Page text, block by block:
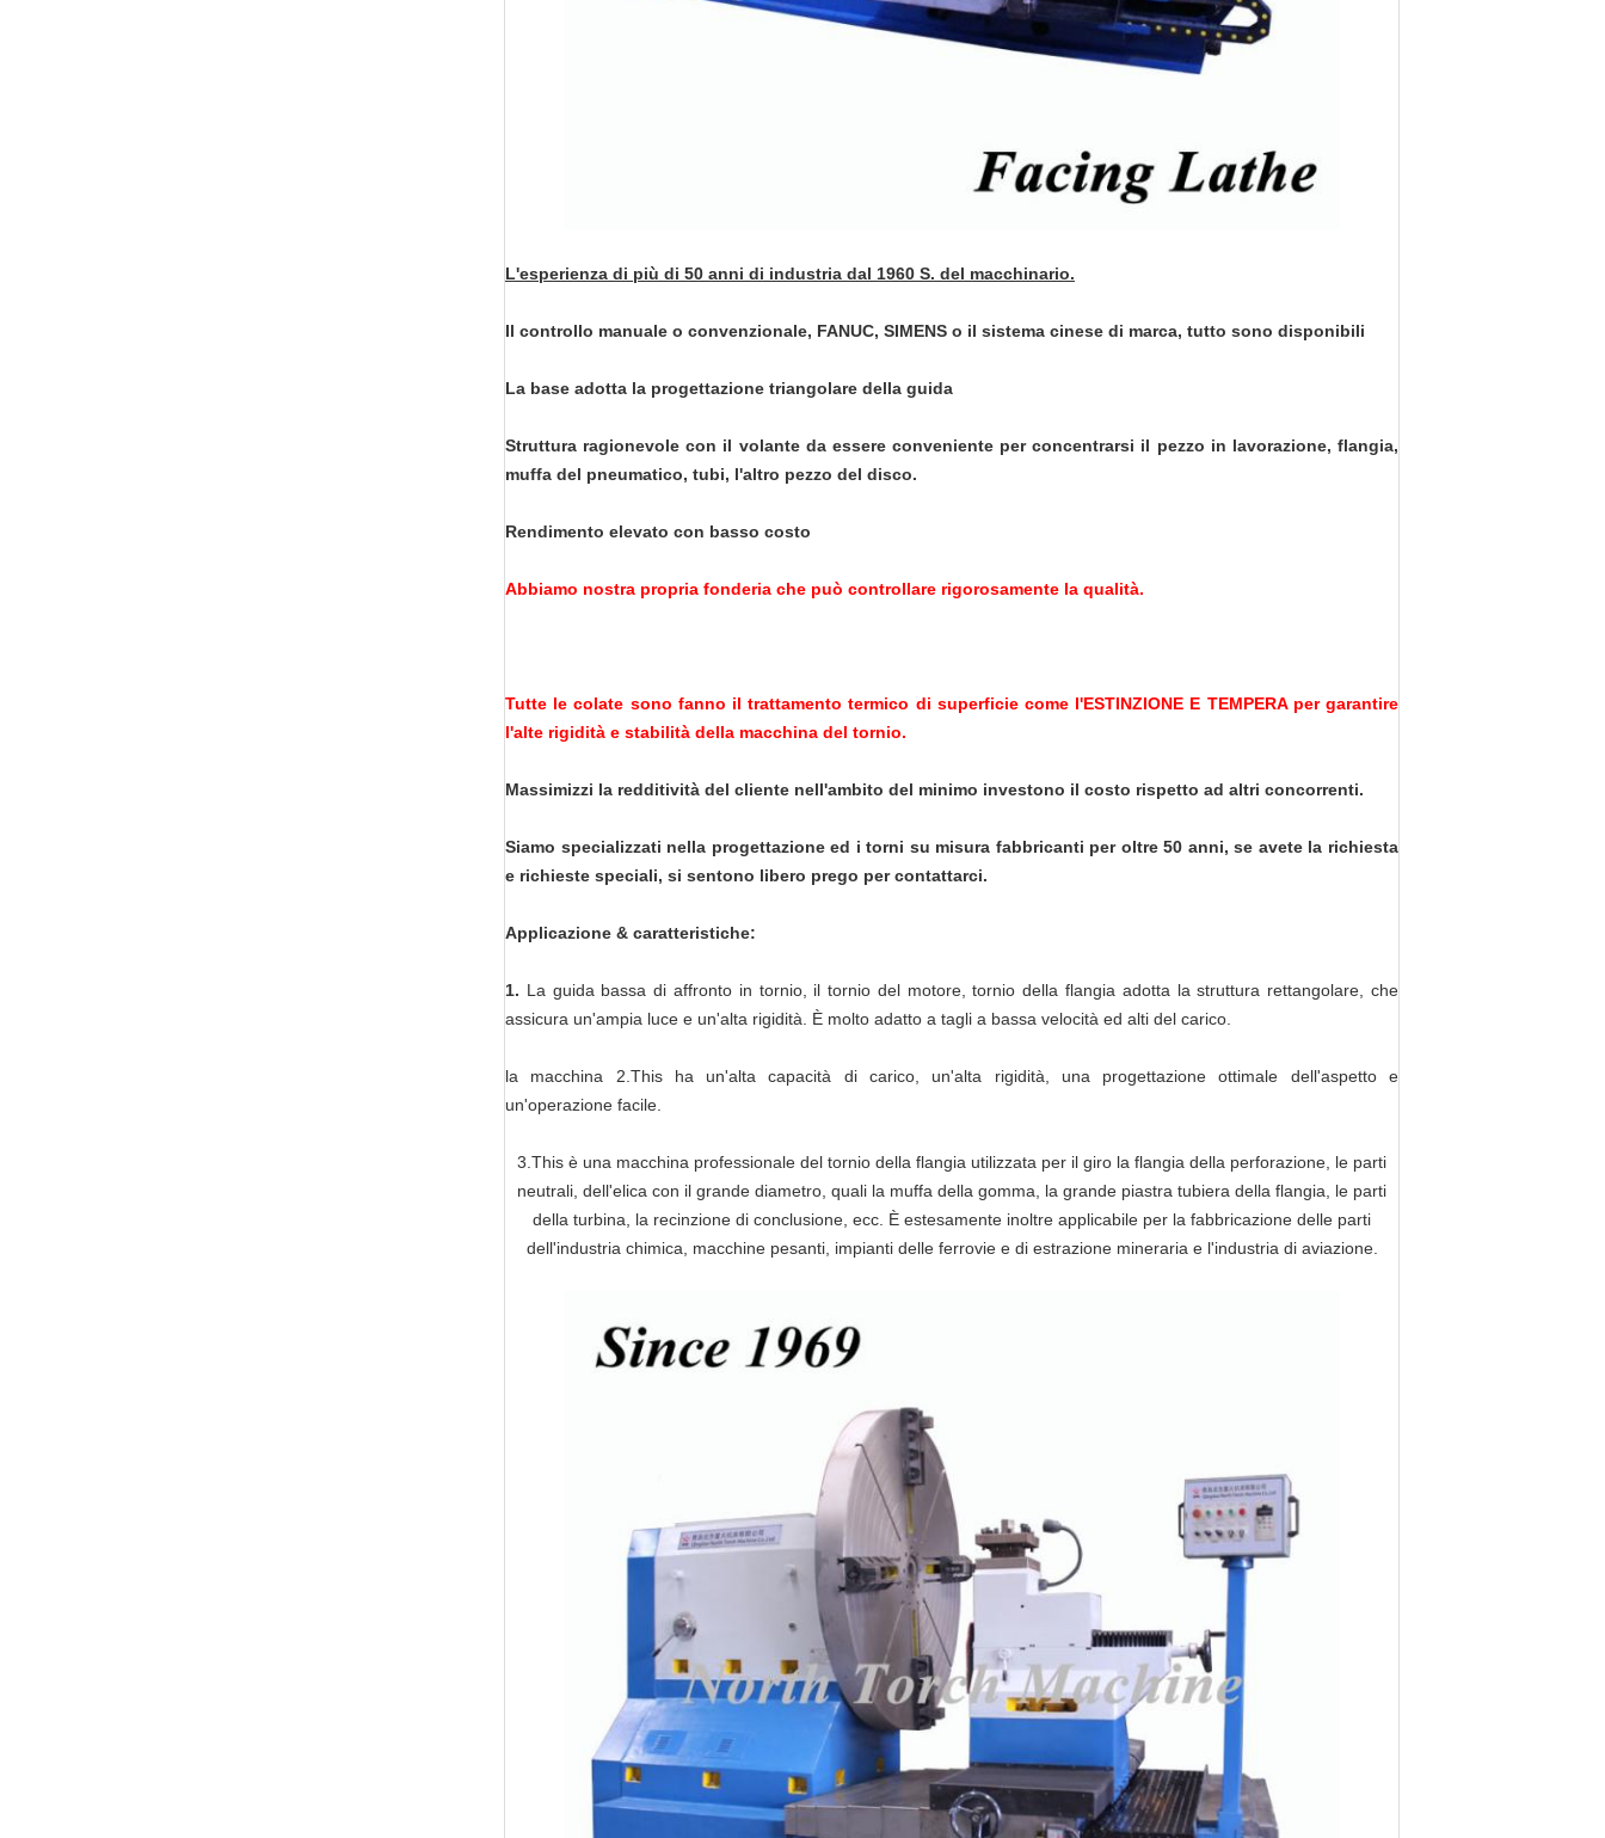
L'esperienza di più di 50 anni di industria dal 1960 S. del macchinario.
Il controllo manuale o convenzionale, FANUC, SIMENS o il sistema cinese di marca, tutto sono disponibili
La base adotta la progettazione triangolare della guida
Struttura ragionevole con il volante da essere conveniente per concentrarsi il pezzo in lavorazione, flangia,
muffa del pneumatico, tubi, l'altro pezzo del disco.
Rendimento elevato con basso costo
Abbiamo nostra propria fonderia che può controllare rigorosamente la qualità.
Tutte le colate sono fanno il trattamento termico di superficie come l'ESTINZIONE E TEMPERA per garantire
l'alte rigidità e stabilità della macchina del tornio.
Massimizzi la redditività del cliente nell'ambito del minimo investono il costo rispetto ad altri concorrenti.
Siamo specializzati nella progettazione ed i torni su misura fabbricanti per oltre 50 anni, se avete la richiesta
e richieste speciali, si sentono libero prego per contattarci.
Applicazione & caratteristiche:
1. La guida bassa di affronto in tornio, il tornio del motore, tornio della flangia adotta la struttura rettangolare, che
assicura un'ampia luce e un'alta rigidità. È molto adatto a tagli a bassa velocità ed alti del carico.
la macchina 2.This ha un'alta capacità di carico, un'alta rigidità, una progettazione ottimale dell'aspetto e
un'operazione facile.
3.This è una macchina professionale del tornio della flangia utilizzata per il giro la flangia della perforazione, le parti
neutrali, dell'elica con il grande diametro, quali la muffa della gomma, la grande piastra tubiera della flangia, le parti
della turbina, la recinzione di conclusione, ecc. È estesamente inoltre applicabile per la fabbricazione delle parti
dell'industria chimica, macchine pesanti, impianti delle ferrovie e di estrazione mineraria e l'industria di aviazione.